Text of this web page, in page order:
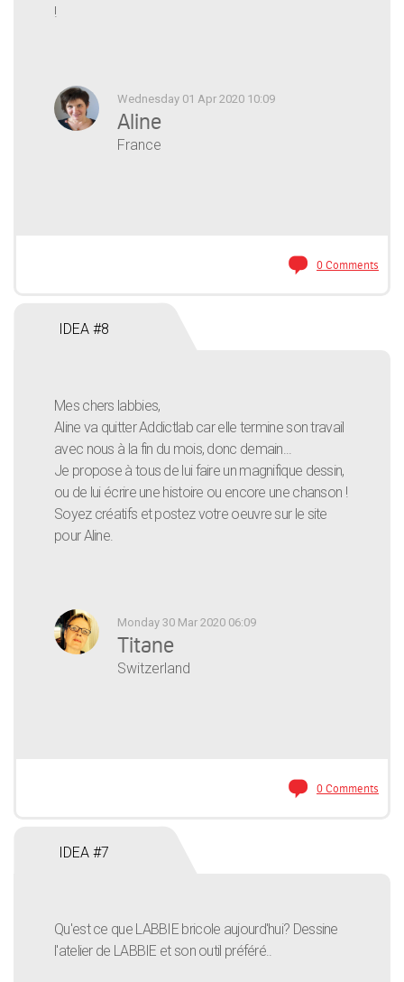
!
Wednesday 01 Apr 2020 10:09
Aline
France
0 Comments
IDEA #8
Mes chers labbies,
Aline va quitter Addictlab car elle termine son travail
avec nous à la fin du mois, donc demain...
Je propose à tous de lui faire un magnifique dessin,
ou de lui écrire une histoire ou encore une chanson !
Soyez créatifs et postez votre oeuvre sur le site
pour Aline.
Monday 30 Mar 2020 06:09
Titane
Switzerland
0 Comments
IDEA #7
Qu'est ce que LABBIE bricole aujourd'hui? Dessine
l'atelier de LABBIE et son outil préféré..